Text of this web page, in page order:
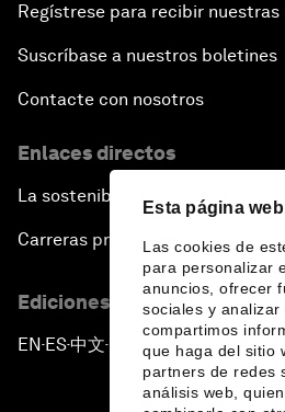
Esta página
Las cookies de
para personalizar
anuncios, ofrecer
sociales y analizar
compartimos
que haga del sitio
partners de redes
análisis web,
Regístrese para recibir
Suscríbase a nuestros boletines
Contacte con nosotros
Enlaces directos
La sostenibilidad en el Foro
Carreras profesionales
Ediciones en otros idiomas
EN ▪ ES▪中文▪ 日本語